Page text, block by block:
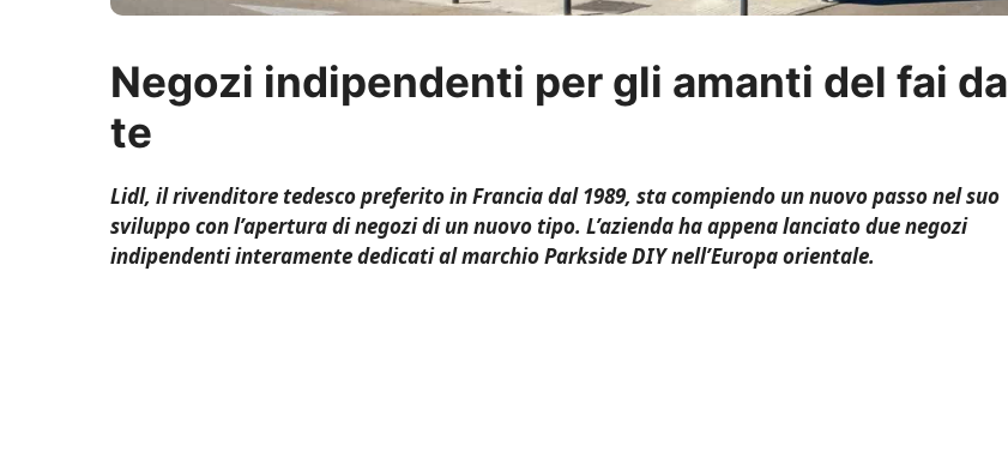
Negozi indipendenti per gli amanti del fai da
te
Lidl, il rivenditore tedesco preferito in Francia dal 1989, sta compiendo un nuovo passo nel suo
sviluppo con l’apertura di negozi di un nuovo tipo. L’azienda ha appena lanciato due negozi
indipendenti interamente dedicati al marchio Parkside DIY nell’Europa orientale.